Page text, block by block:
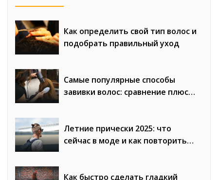
Как определить свой тип волос и
подобрать правильный уход
Самые популярные способы
завивки волос: сравнение плюсов
Летние прически 2025: что
сейчас в моде и как повторить
Как быстро сделать гладкий